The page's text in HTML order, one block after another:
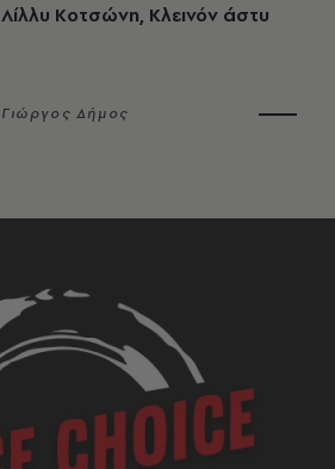
Λίλλυ Κοτσώνη, Κλεινόν άστυ
Γιώργος Δήμος